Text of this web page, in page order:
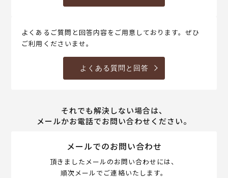
よくあるご質問と回答内容をご用意しております。ぜひ
ご利用くださいませ。
よくある質問と回答
それでも解決しない場合は、
メールかお電話でお問い合わせください。
メールでのお問い合わせ
頂きましたメールのお問い合わせには、
順次メールでご連絡いたします。